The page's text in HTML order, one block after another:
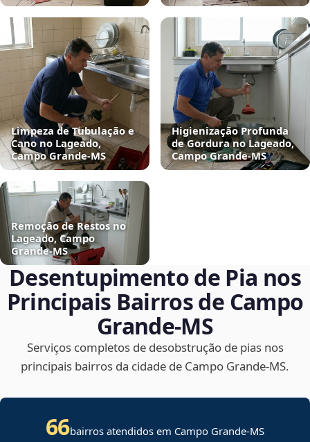
Limpeza de Tubulação e
Cano no Lageado,
Campo Grande‑MS
Higienização Profunda
de Gordura no Lageado,
Campo Grande‑MS
Remoção de Restos no
Lageado, Campo
Grande‑MS
Desentupimento de Pia nos
Principais Bairros de Campo
Grande‑MS
Serviços completos de desobstrução de pias nos
principais bairros da cidade de Campo Grande‑MS.
66bairros atendidos em Campo Grande-MS